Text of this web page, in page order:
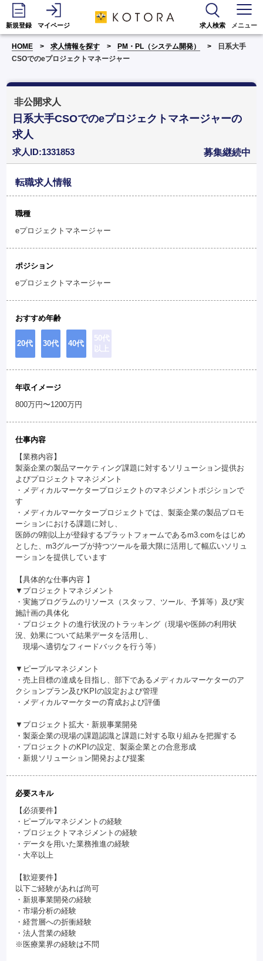
新規登録 マイページ 求人検索 メニュー
HOME 求人情報を探す PM・PL（システム開発）
日系大手
CSOでのeプロジェクトマネージャー
非公開求人
日系大手CSOでのeプロジェクトマネージャーの
求人
求人ID:1331853 募集継続中
転職求人情報
職種
eプロジェクトマネージャー
ポジション
eプロジェクトマネージャー
おすすめ年齢
20代 30代 40代
50代
以上
年収イメージ
800万円〜1200万円
仕事内容
【業務内容】
製薬企業の製品マーケティング課題に対するソリューション提供お
よびプロジェクトマネジメント
・メディカルマーケタープロジェクトのマネジメントポジションで
す
・メディカルマーケタープロジェクトでは、製薬企業の製品プロモ
ーションにおける課題に対し、
医師の9割以上が登録するプラットフォームであるm3.comをはじめ
とした、m3グループが持つツールを最大限に活用して幅広いソリュ
ーションを提供しています
【具体的な仕事内容 】
▼プロジェクトマネジメント
・実施プログラムのリソース（スタッフ、ツール、予算等）及び実
施計画の具体化
・プロジェクトの進行状況のトラッキング（現場や医師の利用状
況、効果について結果データを活用し、
現場へ適切なフィードバックを行う等）
▼ピープルマネジメント
・売上目標の達成を目指し、部下であるメディカルマーケターのア
クションプラン及びKPIの設定および管理
・メディカルマーケターの育成および評価
▼プロジェクト拡大・新規事業開発
・製薬企業の現場の課題認識と課題に対する取り組みを把握する
・プロジェクトのKPIの設定、製薬企業との合意形成
・新規ソリューション開発および提案
必要スキル
【必須要件】
・ピープルマネジメントの経験
・プロジェクトマネジメントの経験
・データを用いた業務推進の経験
・大卒以上
【歓迎要件】
以下ご経験があれば尚可
・新規事業開発の経験
・市場分析の経験
・経営層への折衝経験
・法人営業の経験
※医療業界の経験は不問